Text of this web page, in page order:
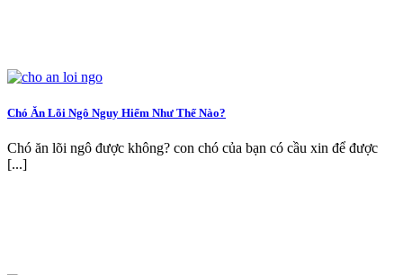
Chó Ăn Lõi Ngô Nguy Hiểm Như Thế Nào?
Chó ăn lõi ngô được không? con chó của bạn có cầu xin để được
[...]